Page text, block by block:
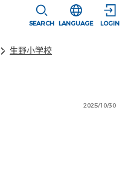
SEARCH
選択すると言
LANGUAGE LOGIN
生野小学校
2025/10/30